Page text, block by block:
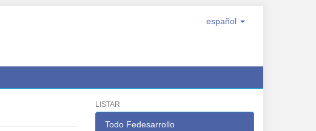
español
LISTAR
Todo Fedesarrollo